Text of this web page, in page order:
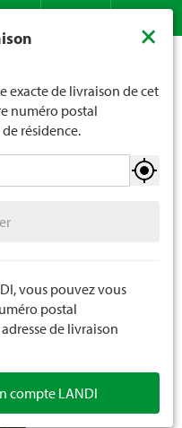
×
exacte de livraison de cet
numéro postal
résidence.
vous pouvez vous
postal
de livraison
compte LANDI
de 18 ans pour les
contraignante.